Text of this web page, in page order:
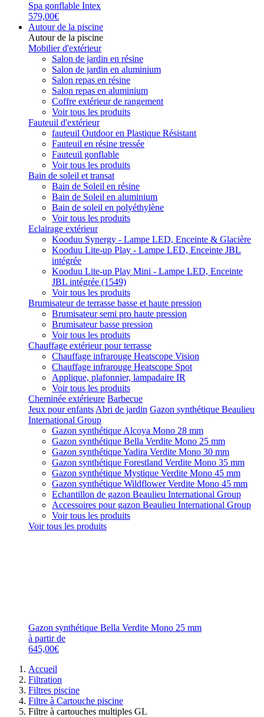
Spa gonflable Intex
579,00€
Autour de la piscine
Autour de la piscine
Mobilier d'extérieur
Salon de jardin en résine
Salon de jardin en aluminium
Salon repas en résine
Salon repas en aluminium
Coffre extérieur de rangement
Voir tous les produits
Fauteuil d'extérieur
fauteuil Outdoor en Plastique Résistant
Fauteuil en résine tressée
Fauteuil gonflable
Voir tous les produits
Bain de soleil et transat
Bain de Soleil en résine
Bain de Soleil en aluminium
Bain de soleil en polyéthylène
Voir tous les produits
Eclairage extérieur
Kooduu Synergy - Lampe LED, Enceinte & Glacière
Kooduu Lite-up Play - Lampe LED, Enceinte JBL
intégrée
Kooduu Lite-up Play Mini - Lampe LED, Enceinte
JBL intégrée (1549)
Voir tous les produits
Brumisateur de terrasse basse et haute pression
Brumisateur semi pro haute pression
Brumisateur basse pression
Voir tous les produits
Chauffage extérieur pour terrasse
Chauffage infrarouge Heatscope Vision
Chauffage infrarouge Heatscope Spot
Applique, plafonnier, lampadaire IR
Voir tous les produits
Cheminée extérieure Barbecue
Jeux pour enfants Abri de jardin Gazon synthétique Beaulieu
International Group
Gazon synthétique Alcoya Mono 28 mm
Gazon synthétique Bella Verdite Mono 25 mm
Gazon synthétique Yadira Verdite Mono 30 mm
Gazon synthétique Forestland Verdite Mono 35 mm
Gazon synthétique Mystique Verdite Mono 45 mm
Gazon synthétique Wildflower Verdite Mono 45 mm
Echantillon de gazon Beaulieu International Group
Accessoires pour gazon Beaulieu International Group
Voir tous les produits
Voir tous les produits
Gazon synthétique Bella Verdite Mono 25 mm
à partir de
645,00€
Accueil
Filtration
Filtres piscine
Filtre à Cartouche piscine
Filtre à cartouches multiples GL